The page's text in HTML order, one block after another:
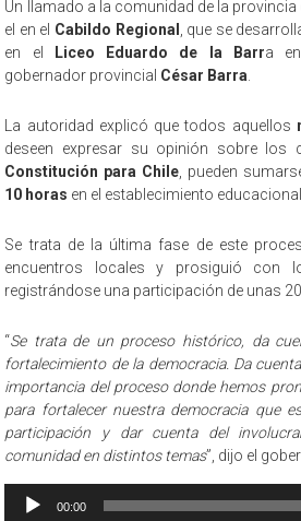
Un llamado a la comunidad de la provincia
el en el Cabildo Regional , que se
en el
Liceo Eduardo de la Barra
gobernador provincial César Barra
La autoridad explicó que todos aquellos
deseen expresar su opinión sobre los
Constitución para Chile , pueden
10 horas en el establecimiento
Se trata de la última fase de este
encuentros locales y prosiguió con
registrándose una participación de unas
“Se trata de un proceso histórico, da
fortalecimiento de la democracia. Da
importancia del proceso donde hemos
para fortalecer nuestra democracia que
participación y dar cuenta del
comunidad en distintos temas”, dijo el
Reproductor
00:00